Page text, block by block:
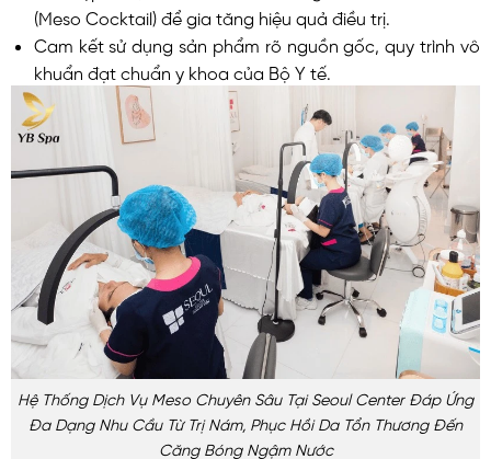
(Meso Cocktail) để gia tăng hiệu quả điều trị.
Cam kết sử dụng sản phẩm rõ nguồn gốc, quy trình vô
khuẩn đạt chuẩn y khoa của Bộ Y tế.
Hệ Thống Dịch Vụ Meso Chuyên Sâu Tại Seoul Center Đáp Ứng
Đa Dạng Nhu Cầu Từ Trị Nám, Phục Hồi Da Tổn Thương Đến
Căng Bóng Ngậm Nước